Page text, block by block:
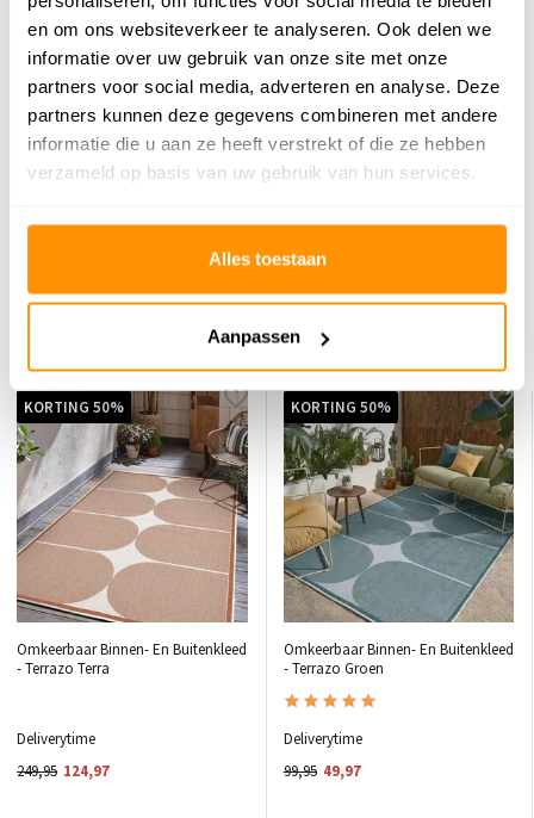
en om ons websiteverkeer te analyseren. Ook delen we
informatie over uw gebruik van onze site met onze
partners voor social media, adverteren en analyse. Deze
partners kunnen deze gegevens combineren met andere
informatie die u aan ze heeft verstrekt of die ze hebben
verzameld op basis van uw gebruik van hun services.
Alles toestaan
Aanpassen
Reviews
0 / 5 Gemiddelde uit 0 beoordelingen
KORTING 50%
Omkeerbaar Binnen- En Buitenkleed
- Terrazo Terra
Deliverytime
249,95 124,97
KORTING 50%
Omkeerbaar Binnen- En Buitenkleed
- Terrazo Groen
Deliverytime
99,95 49,97